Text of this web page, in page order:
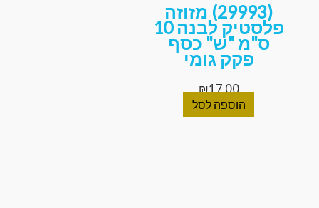
(29993) מזוזה
פלסטיק לבנה 10
ס"מ "ש" כסף
פקק גומי
₪17.00
הוספה לסל